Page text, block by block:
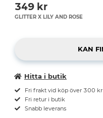
349 kr
GLITTER X LILY AND ROSE
Hitta i butik
Fri frakt vid köp över 300 kr
Fri retur i butik
Snabb leverans